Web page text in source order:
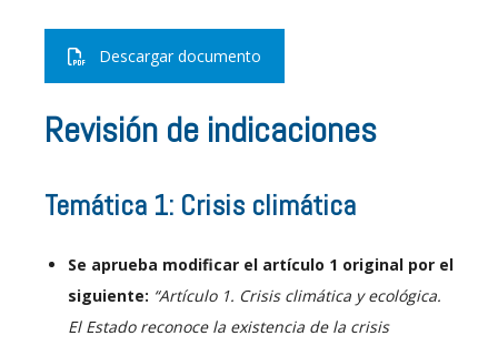
Descargar documento
Revisión de indicaciones
Temática 1: Crisis climática
Se aprueba modificar el artículo 1 original por el
siguiente: “Artículo 1. Crisis climática y ecológica.
El Estado reconoce la existencia de la crisis